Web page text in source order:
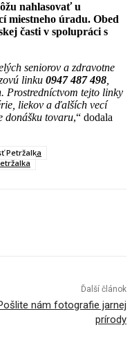
nahlasovať u
miestneho úradu. Obed
časti v spolupráci s
seniorov a zdravotne
linku 0947 487 498
Prostredníctvom tejto linky
liekov a ďalších vecí
donášku tovaru,“ dodala
Petržalka
Ďalší článok
nám fotografie jarnej
prírody